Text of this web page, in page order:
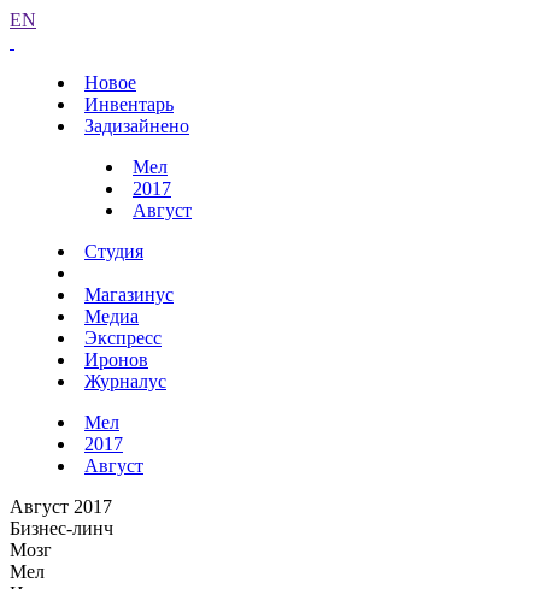
EN
Новое
Инвентарь
Задизайнено
Мел
2017
Август
Студия
Магазинус
Медиа
Экспресс
Иронов
Журналус
Мел
2017
Август
Август 2017
Бизнес-линч
Мозг
Мел